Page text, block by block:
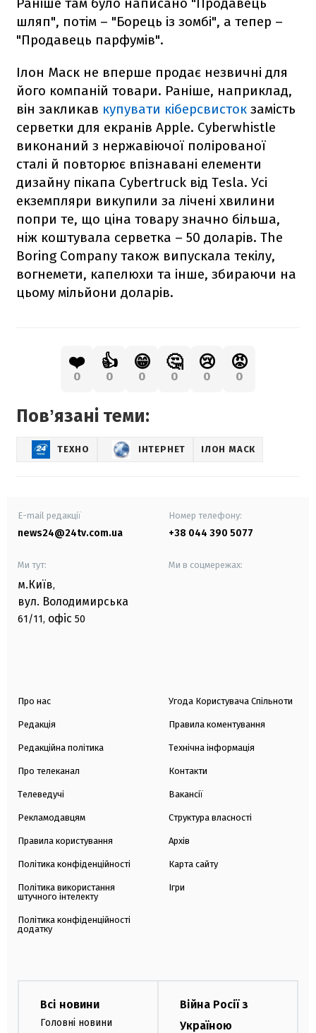
шляп", потім – "Борець із зомбі", а тепер –
"Продавець парфумів".
Ілон Маск не вперше продає незвичні для
його компаній товари. Раніше, наприклад,
він закликав купувати кіберсвисток замість
серветки для екранів Apple. Cyberwhistle
виконаний з нержавіючої полірованої
сталі й повторює впізнавані елементи
дизайну пікапа Cybertruck від Tesla. Усі
екземпляри викупили за лічені хвилини
попри те, що ціна товару значно більша,
ніж коштувала серветка – 50 доларів. The
Boring Company також випускала текілу,
вогнемети, капелюхи та інше, збираючи на
цьому мільйони доларів.
❤️
0
👍
0
😁
0
🤔
0
😢
0
😡
0
Повʼязані теми:
ТЕХНО ІНТЕРНЕТ ІЛОН МАСК
E-mail редакції
news24@24tv.com.ua
Номер телефону:
+38 044 390 5077
Ми тут:
м.Київ,
вул. Володимирська
61/11, офіс 50
Ми в соцмережах:
Про нас
Редакція
Редакційна політика
Про телеканал
Телеведучі
Рекламодавцям
Правила користування
Політика конфіденційності
Політика використання
штучного інтелекту
Політика конфіденційності
додатку
Угода Користувача Спільноти
Правила коментування
Технічна інформація
Контакти
Вакансії
Структура власності
Архів
Карта сайту
Ігри
Всі новини
Головні новини
Війна Росії з
Україною